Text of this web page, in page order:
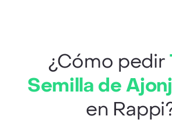
¿Cómo pedir
Semilla de
en